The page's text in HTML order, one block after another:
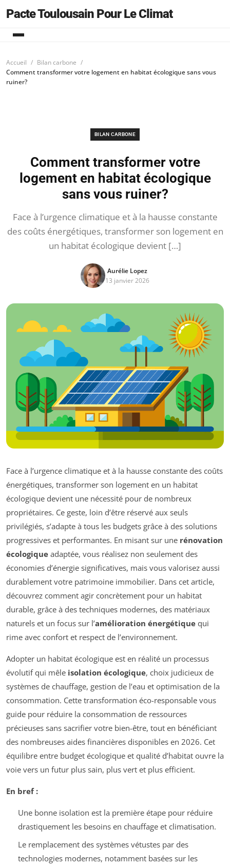
Pacte Toulousain Pour Le Climat
Accueil
Bilan carbone
Comment transformer votre logement en habitat écologique sans vous
ruiner?
BILAN CARBONE
Comment transformer votre
logement en habitat écologique
sans vous ruiner?
Face à l’urgence climatique et à la hausse constante
des coûts énergétiques, transformer son logement en
un habitat écologique devient […]
Aurélie Lopez
13 janvier 2026
Face à l’urgence climatique et à la hausse constante des coûts
énergétiques, transformer son logement en un habitat
écologique devient une nécessité pour de nombreux
propriétaires. Ce geste, loin d’être réservé aux seuls
privilégiés, s’adapte à tous les budgets grâce à des solutions
progressives et performantes. En misant sur une rénovation
écologique adaptée, vous réalisez non seulement des
économies d’énergie significatives, mais vous valorisez aussi
durablement votre patrimoine immobilier. Dans cet article,
découvrez comment agir concrètement pour un habitat
durable, grâce à des techniques modernes, des matériaux
naturels et un focus sur l’amélioration énergétique qui
rime avec confort et respect de l’environnement.
Adopter un habitat écologique est en réalité un processus
évolutif qui mêle isolation écologique, choix judicieux de
systèmes de chauffage, gestion de l’eau et optimisation de la
consommation. Cette transformation éco-responsable vous
guide pour réduire la consommation de ressources
précieuses sans sacrifier votre bien-être, tout en bénéficiant
des nombreuses aides financières disponibles en 2026. Cet
équilibre entre budget écologique et qualité d’habitat ouvre la
voie vers un futur plus sain, plus vert et plus efficient.
En bref :
Une bonne isolation est la première étape pour réduire
drastiquement les besoins en chauffage et climatisation.
Le remplacement des systèmes vétustes par des
technologies modernes, notamment basées sur les